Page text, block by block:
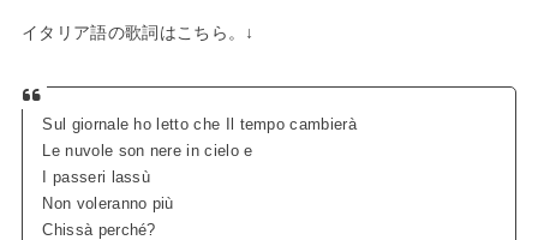
イタリア語の歌詞はこちら。↓
Sul giornale ho letto che Il tempo cambierà
Le nuvole son nere in cielo e
I passeri lassù
Non voleranno più
Chissà perché?